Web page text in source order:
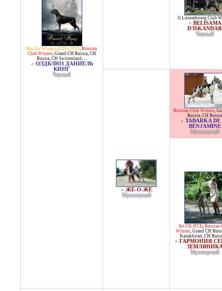
Res. Eu Winner (EDS) 2013, Russian
Club Winner, Grand CH Russia, CH
Russia, CH Switzerland, ...
♂ ОЛДБЛЮЗ ДАНИЕЛЬ
КИНГ
Черный
Jr Luxembourg Club
♀ BELISAMA
D'ISKANDAR
Черный
♀ ЖЕ-О-ЖЕ
Мраморный
Russian Club Winner,
Russia, CH Russia
♂ TABARKA DE
BENJAMINE
Мраморный
Int.CH (FCI), Russian
Winner, Grand CH
Kazakhstan, CH
♀ ГАРМОНИЯ
Мраморный